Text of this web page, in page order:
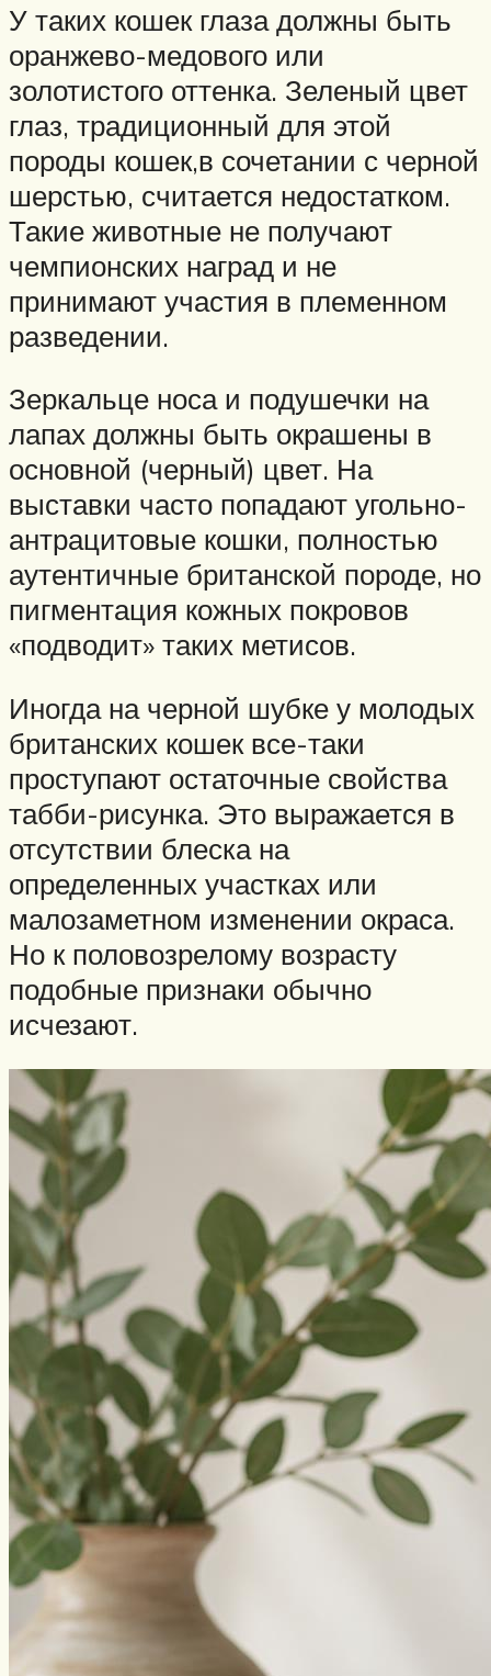
У таких кошек глаза должны быть
оранжево-медового или
золотистого оттенка. Зеленый цвет
глаз, традиционный для этой
породы кошек,в сочетании с черной
шерстью, считается недостатком.
Такие животные не получают
чемпионских наград и не
принимают участия в племенном
разведении.
Зеркальце носа и подушечки на
лапах должны быть окрашены в
основной (черный) цвет. На
выставки часто попадают угольно-
антрацитовые кошки, полностью
аутентичные британской породе, но
пигментация кожных покровов
«подводит» таких метисов.
Иногда на черной шубке у молодых
британских кошек все-таки
проступают остаточные свойства
табби-рисунка. Это выражается в
отсутствии блеска на
определенных участках или
малозаметном изменении окраса.
Но к половозрелому возрасту
подобные признаки обычно
исчезают.